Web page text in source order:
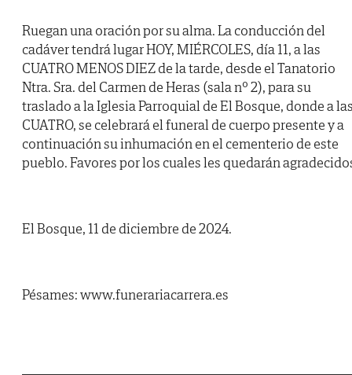
Ruegan una oración por su alma. La conducción del
cadáver tendrá lugar HOY, MIÉRCOLES, día 11, a las
CUATRO MENOS DIEZ de la tarde, desde el Tanatorio
Ntra. Sra. del Carmen de Heras (sala nº 2), para su
traslado a la Iglesia Parroquial de El Bosque, donde a
CUATRO, se celebrará el funeral de cuerpo presente y a
continuación su inhumación en el cementerio de este
pueblo. Favores por los cuales les quedarán
El Bosque, 11 de diciembre de 2024.
Pésames: www.funerariacarrera.es